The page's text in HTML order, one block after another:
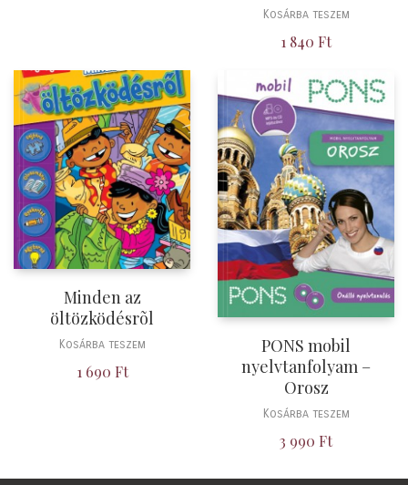
Kosárba teszem
1 840 Ft
Minden az
öltözködésrõl
Kosárba teszem
1 690 Ft
PONS mobil
nyelvtanfolyam –
Orosz
Kosárba teszem
3 990 Ft